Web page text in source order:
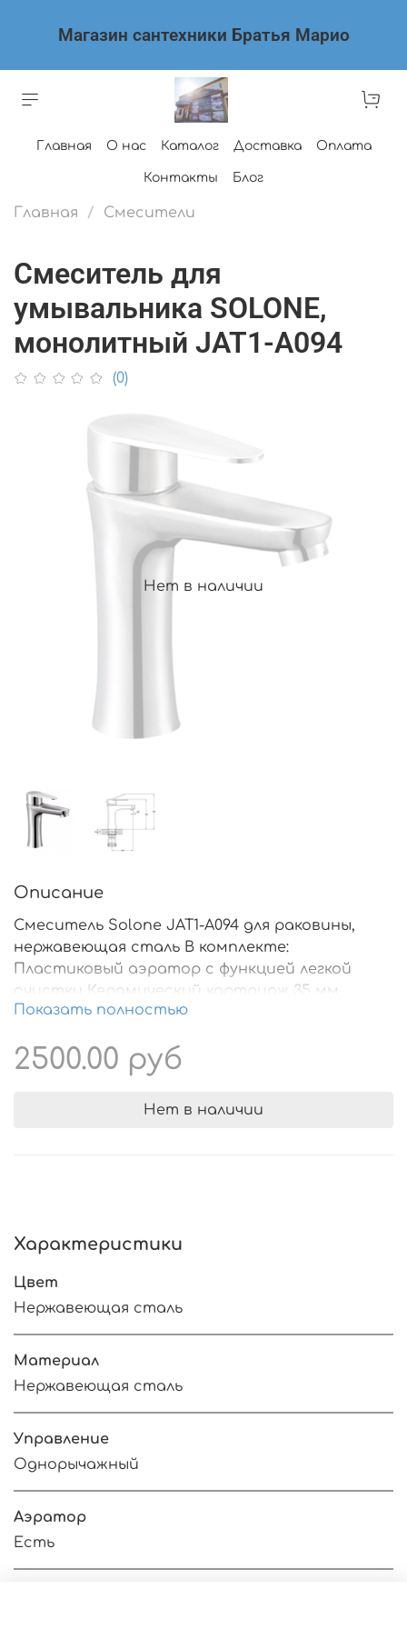
Магазин сантехники Братья Марио
Главная О нас Каталог Доставка Оплата
Контакты Блог
Главная Смесители
Смеситель для
умывальника SOLONE,
монолитный JAT1-A094
(0)
Нет в наличии
Описание
Смеситель Solone JAT1-A094 для раковины,
нержавеющая сталь В комплекте:
Пластиковый аэратор с функцией легкой
очистки Керамический картридж 35 мм
Гибкая подводка 1/2" 40 см – 2 шт. Гайка для
нержавеющей стали
Показать полностью
2500.00 руб
Нет в наличии
Характеристики
Цвет
Нержавеющая сталь
Материал
Нержавеющая сталь
Управление
Однорычажный
Аэратор
Есть